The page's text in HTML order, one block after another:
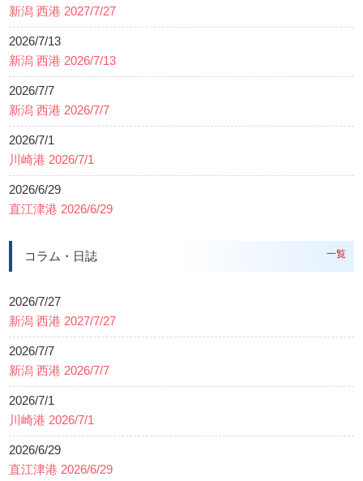
新潟 西港 2027/7/27
2026/7/13
新潟 西港 2026/7/13
2026/7/7
新潟 西港 2026/7/7
2026/7/1
川崎港 2026/7/1
2026/6/29
直江津港 2026/6/29
コラム・日誌 一覧
2026/7/27
新潟 西港 2027/7/27
2026/7/7
新潟 西港 2026/7/7
2026/7/1
川崎港 2026/7/1
2026/6/29
直江津港 2026/6/29